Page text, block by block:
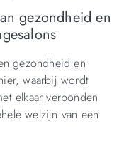
gezondheid en
gezondheid en
waarbij wordt
elkaar verbonden
welzijn van een